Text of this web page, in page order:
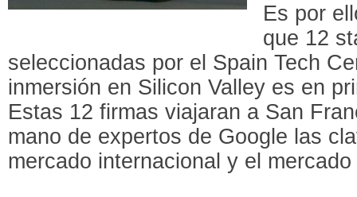
Es por
que 12
seleccionadas por el Spain Tech
inmersión en Silicon Valley es en
Estas 12 firmas viajaran a San
mano de expertos de Google las
mercado internacional y el